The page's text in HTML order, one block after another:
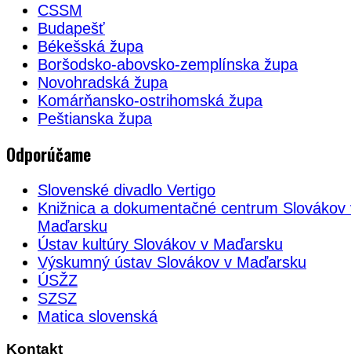
CSSM
Budapešť
Békešská župa
Boršodsko-abovsko-zemplínska župa
Novohradská župa
Komárňansko-ostrihomská župa
Peštianska župa
Odporúčame
Slovenské divadlo Vertigo
Knižnica a dokumentačné centrum Slovákov
Maďarsku
Ústav kultúry Slovákov v Maďarsku
Výskumný ústav Slovákov v Maďarsku
ÚSŽZ
SZSZ
Matica slovenská
Kontakt